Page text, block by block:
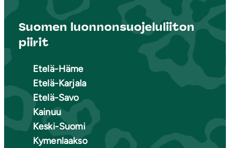
Suomen luonnonsuojeluliiton
piirit
Etelä-Häme
Etelä-Karjala
Etelä-Savo
Kainuu
Keski-Suomi
Kymenlaakso